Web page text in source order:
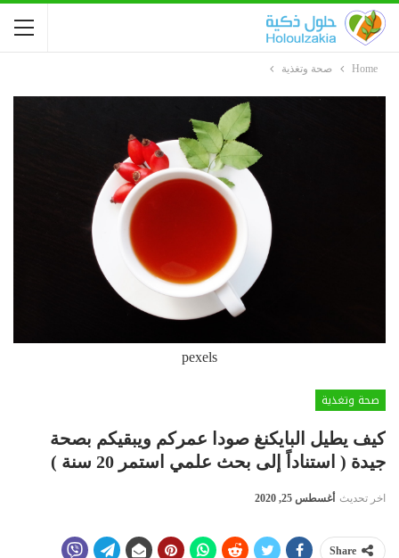
Home صحة وتغذية
pexels
صحة وتغذية
كيف يطيل البايكنغ صودا عمركم ويبقيكم بصحة
جيدة ( استناداً إلى بحث علمي استمر 20 سنة )
اخر تحديث أغسطس 25, 2020
Share